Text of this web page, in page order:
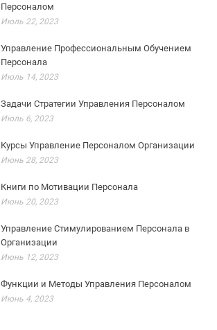
Персоналом
Июль 22, 2023
Управление Профессиональным Обучением
Персонала
Июль 14, 2023
Задачи Стратегии Управления Персоналом
Июль 6, 2023
Курсы Управление Персоналом Организации
Июнь 28, 2023
Книги по Мотивации Персонала
Июнь 20, 2023
Управление Стимулированием Персонала в
Организации
Июнь 12, 2023
Функции и Методы Управления Персоналом
Июнь 4, 2023